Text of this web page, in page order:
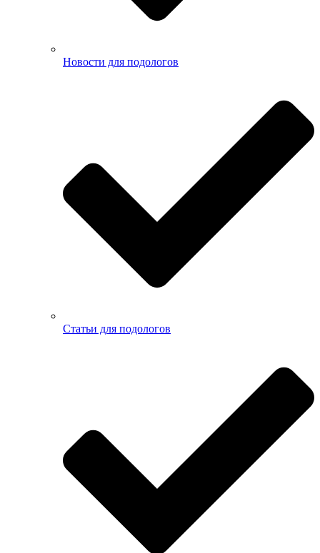
Новости для подологов
Статьи для подологов